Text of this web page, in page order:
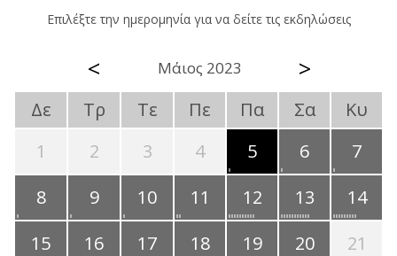
Επιλέξτε την ημερομηνία για να δείτε τις εκδηλώσεις
< Μάιος 2023 >
Δε Τρ Τε Πε Πα Σα
Κυ
1
2 3 4 5 6
7
8
9 10 11 12 13
14
15
16 17 18 19 20
21